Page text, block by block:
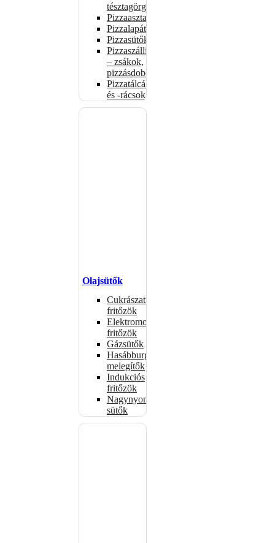
tésztagörgők
Pizzaasztalok
Pizzalapátok
Pizzasütők
Pizzaszállítás
– zsákok,
pizzásdobozok
Pizzatálcák
és -rácsok
Olajsütők
Cukrászati
fritőzök
Elektromos
fritőzök
Gázsütők
Hasábburgonya
melegítők
Indukciós
fritőzök
Nagynyomású
sütők